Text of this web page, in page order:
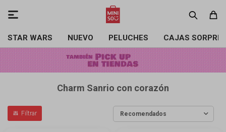
STAR WARS NUEVO PELUCHES CAJAS

Charm Sanrio con corazón
Recomendados